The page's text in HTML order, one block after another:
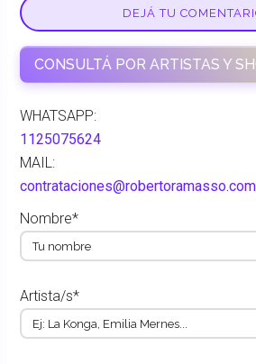
DEJÁ TU
CONSULTÁ POR ARTISTAS Y
WHATSAPP:
1125075624
MAIL:
Nombre*
Artista/s*